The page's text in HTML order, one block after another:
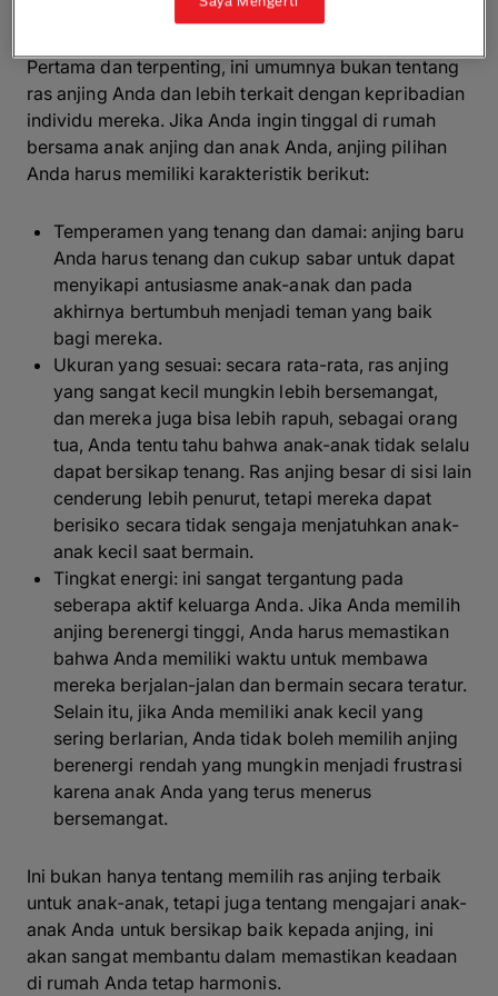
Pertama dan terpenting, ini umumnya bukan tentang
ras anjing Anda dan lebih terkait dengan kepribadian
individu mereka. Jika Anda ingin tinggal di rumah
bersama anak anjing dan anak Anda, anjing pilihan
Anda harus memiliki karakteristik berikut:
Temperamen yang tenang dan damai: anjing baru
Anda harus tenang dan cukup sabar untuk dapat
menyikapi antusiasme anak-anak dan pada
akhirnya bertumbuh menjadi teman yang baik
bagi mereka.
Ukuran yang sesuai: secara rata-rata, ras anjing
yang sangat kecil mungkin lebih bersemangat,
dan mereka juga bisa lebih rapuh, sebagai orang
tua, Anda tentu tahu bahwa anak-anak tidak selalu
dapat bersikap tenang. Ras anjing besar di sisi lain
cenderung lebih penurut, tetapi mereka dapat
berisiko secara tidak sengaja menjatuhkan anak-
anak kecil saat bermain.
Tingkat energi: ini sangat tergantung pada
seberapa aktif keluarga Anda. Jika Anda memilih
anjing berenergi tinggi, Anda harus memastikan
bahwa Anda memiliki waktu untuk membawa
mereka berjalan-jalan dan bermain secara teratur.
Selain itu, jika Anda memiliki anak kecil yang
sering berlarian, Anda tidak boleh memilih anjing
berenergi rendah yang mungkin menjadi frustrasi
karena anak Anda yang terus menerus
bersemangat.
Ini bukan hanya tentang memilih ras anjing terbaik
untuk anak-anak, tetapi juga tentang mengajari anak-
anak Anda untuk bersikap baik kepada anjing, ini
akan sangat membantu dalam memastikan keadaan
di rumah Anda tetap harmonis.